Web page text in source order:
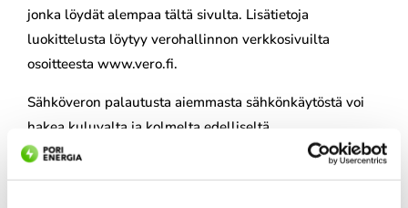
jonka löydät alempaa tältä sivulta. Lisätietoja
luokittelusta löytyy verohallinnon verkkosivuilta
osoitteesta www.vero.fi.
Sähköveron palautusta aiemmasta sähkönkäytöstä voi
hakea kuluvalta ja kolmelta edelliseltä
kalenterivuodelta. Vuoden 2020 ja sitä aikaisemmasta
sähkönkäytöstä palautusta haetaan verkkoyhtiöltä